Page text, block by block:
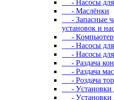
- Hacocы для
- Macлёнки
- Запасные
установок и
-
- Насосы для
- Насосы для
- Раздача
- Раздача
- Роздача
- Уcтaнoвки
- Уcтaнoвки